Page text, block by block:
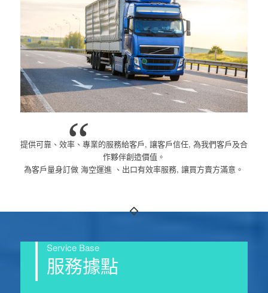
“
提供可靠、效率、專業的服務給客戶, 讓客戶信任, 為我們客戶及合
作夥伴創造價值。
為客戶量身訂做 海空運進 、出口有效率服務, 讓買方賣方滿意。
Service Base
服務據點